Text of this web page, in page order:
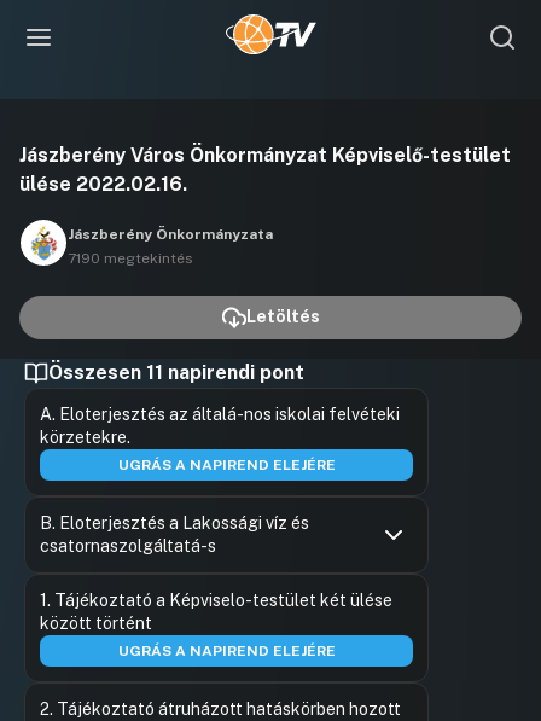
lejátszása
Jászberény Város Önkormányzat Képviselő-testület
ülése 2022.02.16.
Jászberény Önkormányzata
7190 megtekintés
Letöltés
Összesen 11 napirendi pont
A. Eloterjesztés az általá-nos iskolai felvéteki
körzetekre.
UGRÁS A NAPIREND ELEJÉRE
B. Eloterjesztés a Lakossági víz és
csatornaszolgáltatá-s
1. Tájékoztató a Képviselo-testület két ülése
között történt
UGRÁS A NAPIREND ELEJÉRE
2. Tájékoztató átruházott hatáskörben hozott